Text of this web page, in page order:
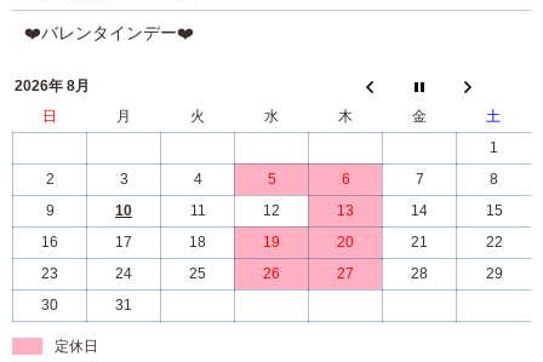
❤️バレンタインデー❤️
2026年 8月
日
月 火 水 木 金
土
1
2
3 4 5 6 7
8
9
10 11 12 13 14
15
16
17 18 19 20 21
22
23
24 25 26 27 28
29
30
31
定休日